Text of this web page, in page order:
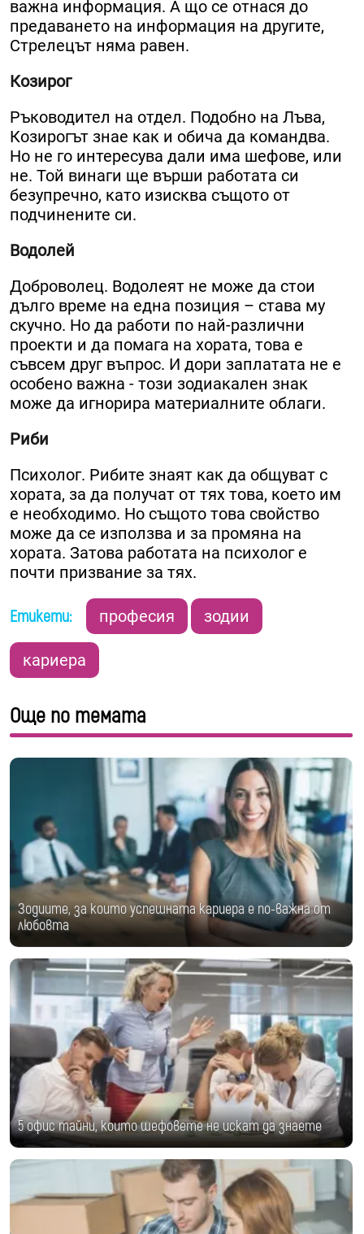
важна информация. А що се отнася до
предаването на информация на другите,
Стрелецът няма равен.
Козирог
Ръководител на отдел. Подобно на Лъва,
Козирогът знае как и обича да командва.
Но не го интересува дали има шефове, или
не. Той винаги ще върши работата си
безупречно, като изисква същото от
подчинените си.
Водолей
Доброволец. Водолеят не може да стои
дълго време на една позиция – става му
скучно. Но да работи по най-различни
проекти и да помага на хората, това е
съвсем друг въпрос. И дори заплатата не е
особено важна - този зодиакален знак
може да игнорира материалните облаги.
Риби
Психолог. Рибите знаят как да общуват с
хората, за да получат от тях това, което им
е необходимо. Но същото това свойство
може да се използва и за промяна на
хората. Затова работата на психолог е
почти призвание за тях.
Етикети: професия зодии
кариера
Още по темата
Зодиите, за които успешната кариера е по-важна от
любовта
5 офис тайни, които шефовете не искат да знаете